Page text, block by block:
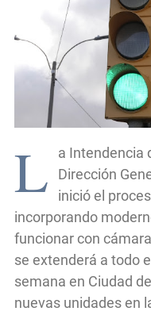
L
a Intendencia
Dirección
inició el
incorporando
funcionar con
se extenderá a todo
semana en Ciudad
nuevas unidades en